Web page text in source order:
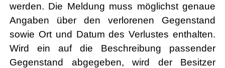
werden. Die Meldung muss möglichst genaue
Angaben über den verlorenen Gegenstand
sowie Ort und Datum des Verlustes enthalten.
Wird ein auf die Beschreibung passender
Gegenstand abgegeben, wird der Besitzer